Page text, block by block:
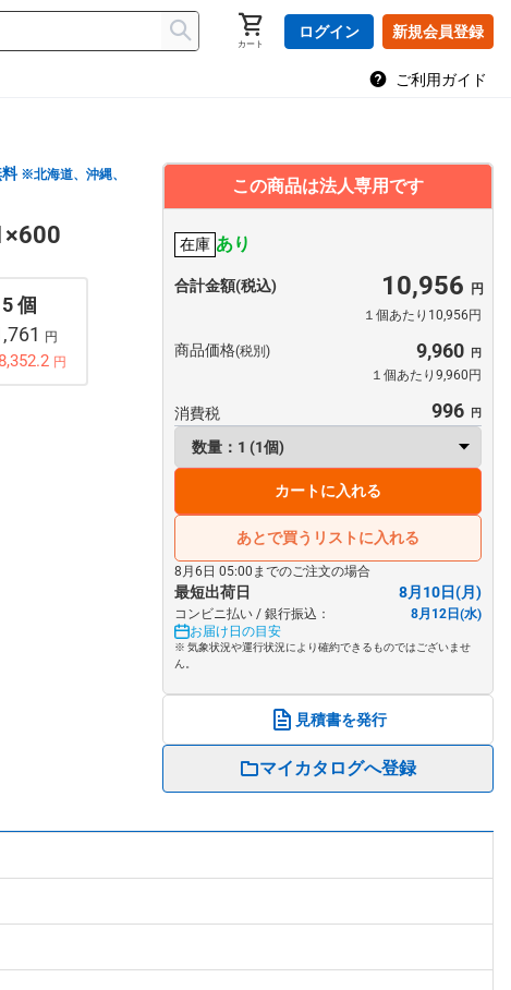
カート
ログイン 新規会員登録
ご利用ガイド
※北海道、沖縄、
5 個
円
円
この商品は法人専用です
在庫 あり
合計金額(税込) 10,956
１個あたり10,956円
商品価格(税別) 9,960
１個あたり9,960円
消費税 996
カートに入れる
あとで買うリストに入れる
8月6日 05:00までのご注文の場合
最短出荷日 8月10日(月)
コンビニ払い / 銀行振込：
8月12日(水)
お届け日の目安
※ 気象状況や運行状況により確約できるものではございませ
ん。
見積書を発行
マイカタログへ登録